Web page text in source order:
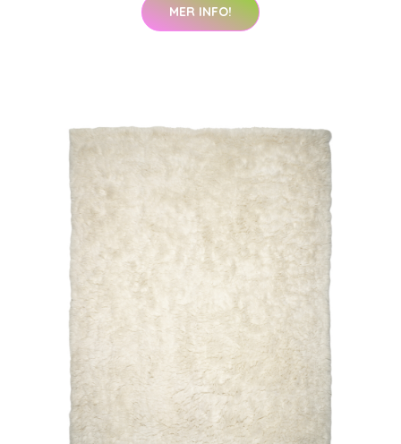
MER INFO!